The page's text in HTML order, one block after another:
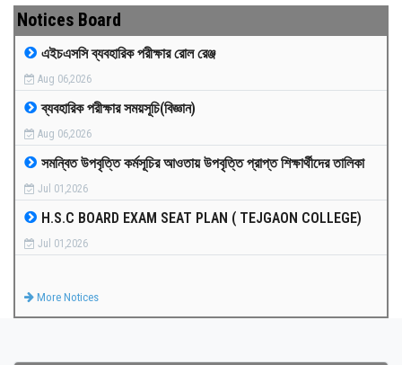
GALLERY
MEDIA
PAYMENT
CO-CURRICULUM
RESULTS
Notices Board
এইচএসসি ব্যবহারিক পরীক্ষার রোল রেঞ্জ
Aug 06,2026
ব্যবহারিক পরীক্ষার সময়সূচি(বিজ্ঞান)
Aug 06,2026
সমন্বিত উপবৃত্তি কর্মসূচির আওতায় উপবৃত্তি প্রাপ্ত শিক্ষার্থীদের তালিকা
Jul 01,2026
H.S.C BOARD EXAM SEAT PLAN ( TEJGAON COLLEGE)
Jul 01,2026
More Notices